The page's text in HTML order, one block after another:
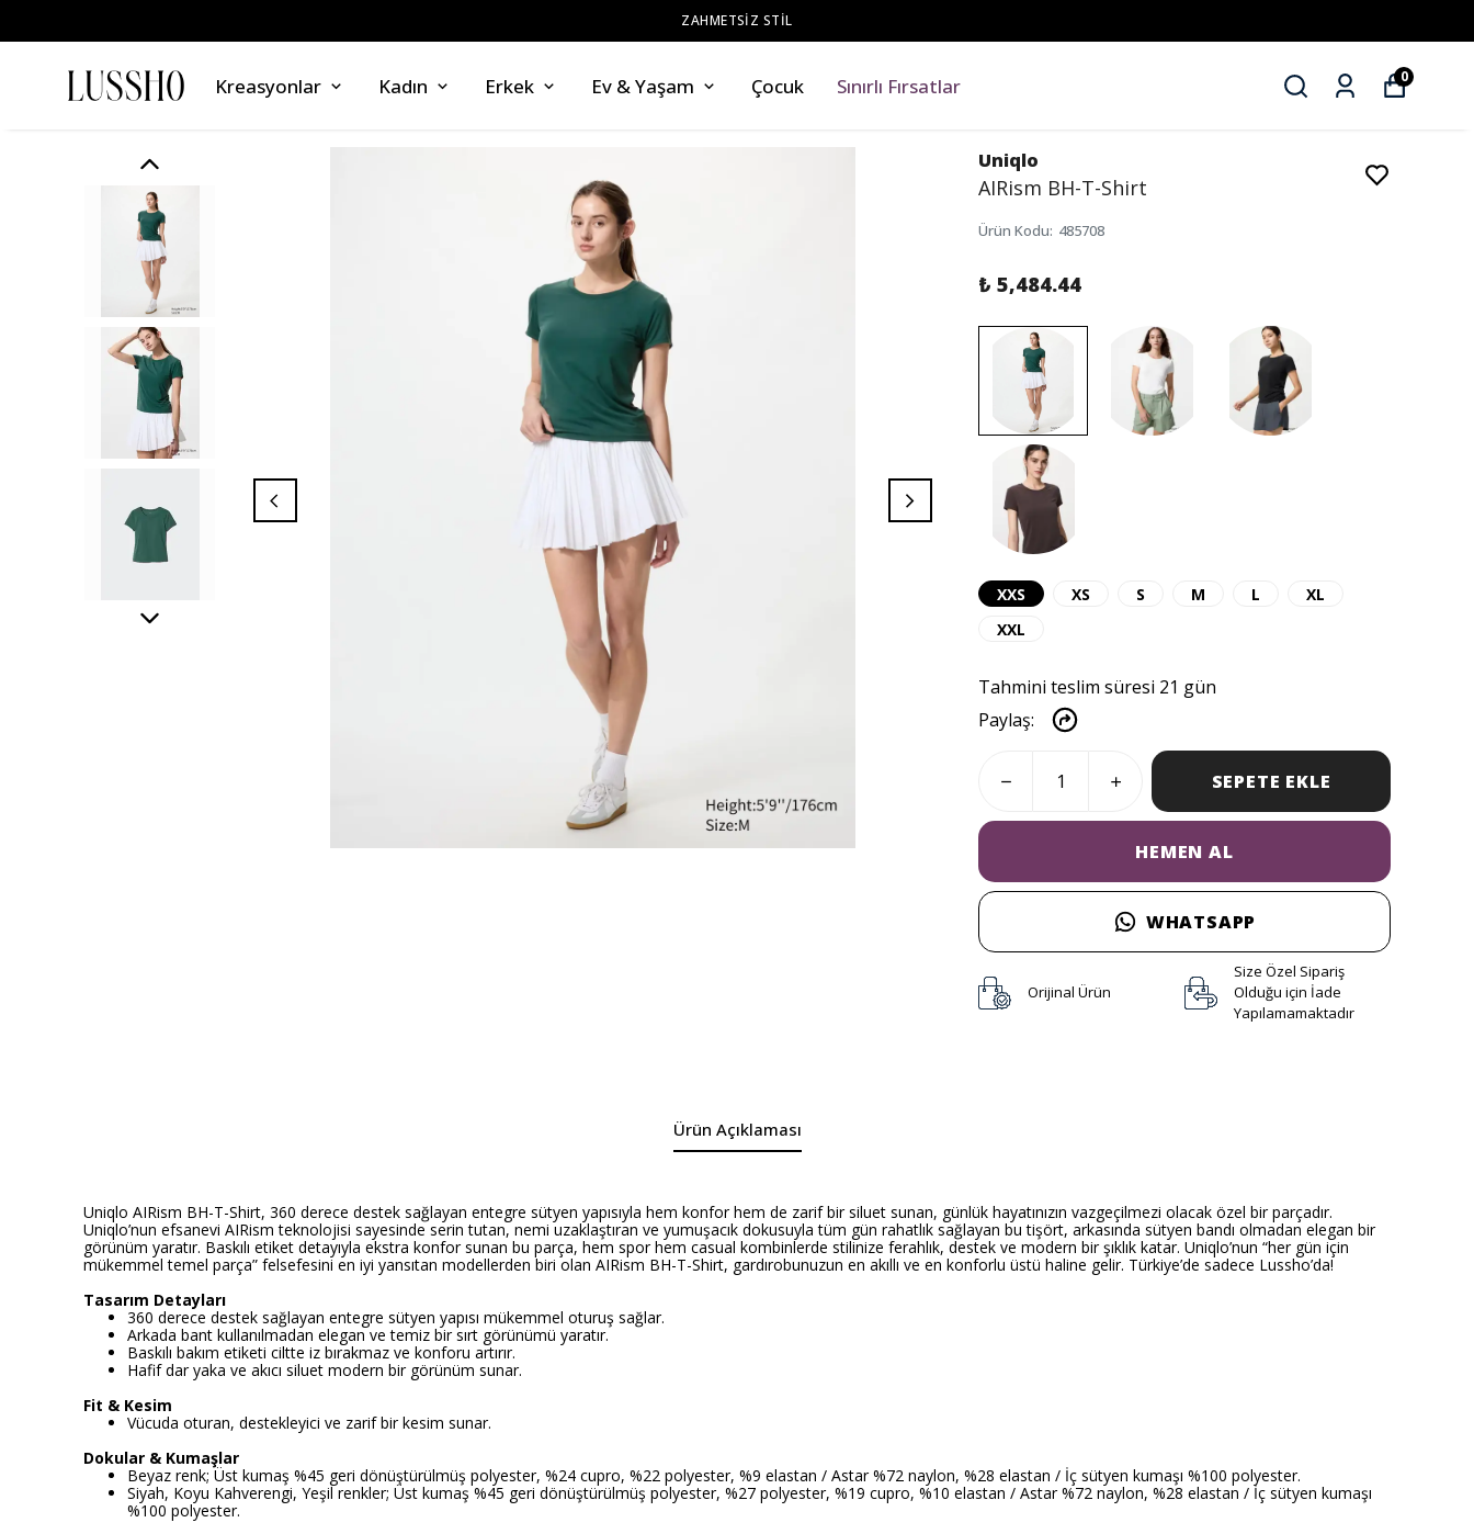
ZAHMETSİZ STİL
Kreasyonlar Kadın Erkek Ev & Yaşam Çocuk Sınırlı Fırsatlar 0
Uniqlo
AIRism BH-T-Shirt
Ürün Kodu: 485708
₺ 5,484.44
XXS XS S M L
XL
XXL
Tahmini teslim süresi 21 gün
Paylaş:
SEPETE EKLE
HEMEN AL
WHATSAPP
Orijinal Ürün
Size Özel Sipariş
Olduğu için İade
Yapılamamaktadır
Ürün Açıklaması
Uniqlo AIRism BH-T-Shirt, 360 derece destek sağlayan entegre sütyen yapısıyla hem konfor hem de zarif bir siluet sunan, günlük hayatınızın vazgeçilmezi olacak özel bir parçadır.
Uniqlo’nun efsanevi AIRism teknolojisi sayesinde serin tutan, nemi uzaklaştıran ve yumuşacık dokusuyla tüm gün rahatlık sağlayan bu tişört, arkasında sütyen bandı olmadan elegan bir
görünüm yaratır. Baskılı etiket detayıyla ekstra konfor sunan bu parça, hem spor hem casual kombinlerde stilinize ferahlık, destek ve modern bir şıklık katar. Uniqlo’nun “her gün için
mükemmel temel parça” felsefesini en iyi yansıtan modellerden biri olan AIRism BH-T-Shirt, gardırobunuzun en akıllı ve en konforlu üstü haline gelir. Türkiye’de sadece Lussho’da!
Tasarım Detayları
360 derece destek sağlayan entegre sütyen yapısı mükemmel oturuş sağlar.
Arkada bant kullanılmadan elegan ve temiz bir sırt görünümü yaratır.
Baskılı bakım etiketi ciltte iz bırakmaz ve konforu artırır.
Hafif dar yaka ve akıcı siluet modern bir görünüm sunar.
Fit & Kesim
Vücuda oturan, destekleyici ve zarif bir kesim sunar.
Dokular & Kumaşlar
Beyaz renk; Üst kumaş %45 geri dönüştürülmüş polyester, %24 cupro, %22 polyester, %9 elastan / Astar %72 naylon, %28 elastan / İç sütyen kumaşı %100 polyester.
Siyah, Koyu Kahverengi, Yeşil renkler; Üst kumaş %45 geri dönüştürülmüş polyester, %27 polyester, %19 cupro, %10 elastan / Astar %72 naylon, %28 elastan / İç sütyen kumaşı
%100 polyester.